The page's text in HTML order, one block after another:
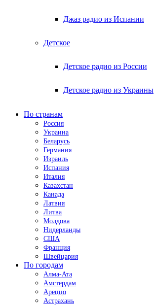
Джаз радио из Испании
Детское
Детское радио из России
Детское радио из Украины
По странам
Россия
Украина
Беларусь
Германия
Израиль
Испания
Италия
Казахстан
Канада
Латвия
Литва
Молдова
Нидерланды
США
Франция
Швейцария
По городам
Алма-Ата
Амстердам
Ареццо
Астрахань